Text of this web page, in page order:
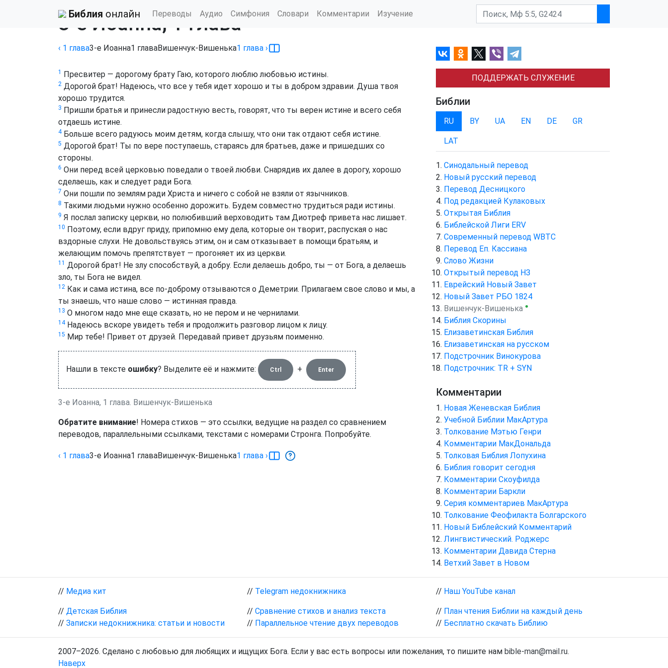
Библия онлайн Переводы Аудио Симфония Словари Комментарии Изучение
3-е Иоанна, 1 глава
‹ 1 глава3-е Иоанна1 главаВишенчук-Вишенька1 глава ›
1 Пресвитер — дорогому брату Гаю, которого люблю любовью истины.
2 Дорогой брат! Надеюсь, что все у тебя идет хорошо и ты в добром здравии. Душа твоя
хорошо трудится.
3 Пришли братья и принесли радостную весть, говорят, что ты верен истине и всего себя
отдаешь истине.
4Больше всего радуюсь моим детям, когда слышу, что они так отдают себя истине.
5 Дорогой брат! Ты по вере поступаешь, стараясь для братьев, даже и пришедших со
стороны.
6 Они перед всей церковью поведали о твоей любви. Снарядив их далее в дорогу, хорошо
сделаешь, как и следует ради Бога.
7 Они пошли по землям ради Христа и ничего с собой не взяли от язычников.
8 Такими людьми нужно особенно дорожить. Будем совместно трудиться ради истины.
9 Я послал записку церкви, но полюбивший верховодить там Диотреф привета нас лишает.
10 Поэтому, если вдруг приду, припомню ему дела, которые он творит, распуская о нас
вздорные слухи. Не довольствуясь этим, он и сам отказывает в помощи братьям, и
желающим помочь препятствует — прогоняет их из церкви.
11 Дорогой брат! Не злу способствуй, а добру. Если делаешь добро, ты — от Бога, а делаешь
зло, ты Бога не видел.
12 Как и сама истина, все по-доброму отзываются о Деметрии. Прилагаем свое слово и мы, а
ты знаешь, что наше слово — истинная правда.
13 О многом надо мне еще сказать, но не пером и не чернилами.
14Надеюсь вскоре увидеть тебя и продолжить разговор лицом к лицу.
15 Мир тебе! Привет от друзей. Передавай привет друзьям поименно.
Нашли в тексте ошибку? Выделите её и нажмите: Ctrl + Enter
3-е Иоанна, 1 глава. Вишенчук-Вишенька
Обратите внимание! Номера стихов — это ссылки, ведущие на раздел со сравнением
переводов, параллельными ссылками, текстами с номерами Стронга. Попробуйте.
‹ 1 глава3-е Иоанна1 главаВишенчук-Вишенька1 глава ›
ПОДДЕРЖАТЬ СЛУЖЕНИЕ
Библии
RU BY UA EN DE GR
LAT
Синодальный перевод
Новый русский перевод
Перевод Десницкого
Под редакцией Кулаковых
Открытая Библия
Библейской Лиги ERV
Cовременный перевод WBTC
Перевод Еп. Кассиана
Слово Жизни
Открытый перевод НЗ
Еврейский Новый Завет
Новый Завет РБО 1824
Вишенчук-Вишенька ●
Библия Скорины
Елизаветинская Библия
Елизаветинская на русском
Подстрочник Винокурова
Подстрочник: TR + SYN
Комментарии
Новая Женевская Библия
Учебной Библии МакАртура
Толкование Мэтью Генри
Комментарии МакДональда
Толковая Библия Лопухина
Библия говорит сегодня
Комментарии Скоуфилда
Комментарии Баркли
Серия комментариев МакАртура
Толкование Феофилакта Болгарского
Новый Библейский Комментарий
Лингвистический. Роджерс
Комментарии Давида Стерна
Ветхий Завет в Новом
// Медиа кит // Telegram недокнижника // Наш YouTube канал
// Детская Библия
// Записки недокнижника: статьи и новости
// Сравнение стихов и анализ текста
// Параллельное чтение двух переводов
// План чтения Библии на каждый день
// Бесплатно скачать Библию
2007–2026. Сделано с любовью для любящих и ищущих Бога. Если у вас есть вопросы или пожелания, то пишите нам bible-man@mail.ru.
Наверх